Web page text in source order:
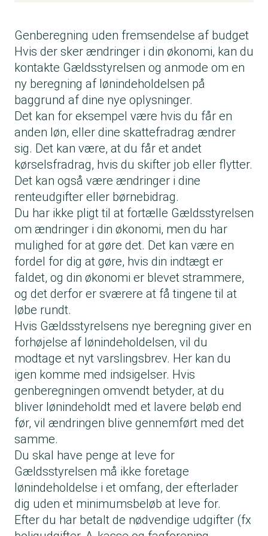
Genberegning uden fremsendelse af budget
Hvis der sker ændringer i din økonomi, kan du
kontakte Gældsstyrelsen og anmode om en
ny beregning af lønindeholdelsen på
baggrund af dine nye oplysninger.
Det kan for eksempel være hvis du får en
anden løn, eller dine skattefradrag ændrer
sig. Det kan være, at du får et andet
kørselsfradrag, hvis du skifter job eller flytter.
Det kan også være ændringer i dine
renteudgifter eller børnebidrag.
Du har ikke pligt til at fortælle Gældsstyrelsen
om ændringer i din økonomi, men du har
mulighed for at gøre det. Det kan være en
fordel for dig at gøre, hvis din indtægt er
faldet, og din økonomi er blevet strammere,
og det derfor er sværere at få tingene til at
løbe rundt.
Hvis Gældsstyrelsens nye beregning giver en
forhøjelse af lønindeholdelsen, vil du
modtage et nyt varslingsbrev. Her kan du
igen komme med indsigelser. Hvis
genberegningen omvendt betyder, at du
bliver lønindeholdt med et lavere beløb end
før, vil ændringen blive gennemført med det
samme.
Du skal have penge at leve for
Gældsstyrelsen må ikke foretage
lønindeholdelse i et omfang, der efterlader
dig uden et minimumsbeløb at leve for.
Efter du har betalt de nødvendige udgifter (fx